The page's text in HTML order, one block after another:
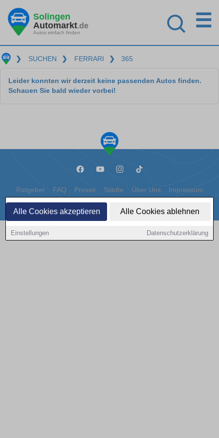
Alle Cookies akzeptieren Alle Cookies ablehnen
Einstellungen Datenschutzerklärung
Solingen
Automarkt.de
Autos einfach finden
☰
❯ SUCHEN ❯ FERRARI ❯ 365
Leider konnten wir derzeit keine passenden Autos finden.
Schauen Sie bald wieder vorbei!
Ratgeber FAQ Presse Städte Über Uns Impressum
Datenschutz Cookies
Copyright © 2000 - 2026 | 1A Infosysteme GmbH | Content by: 1a-sites-autos